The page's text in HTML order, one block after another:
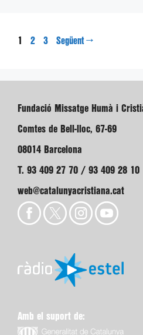
Pàgina
1 Pàgina
2 Pàgina
3 Següent →
Fundació Missatge Humà i
Comtes de Bell-lloc, 67-69
08014 Barcelona
T. 93 409 27 70 / 93 409 28 10
web@catalunyacristiana.cat
Amb el suport de: